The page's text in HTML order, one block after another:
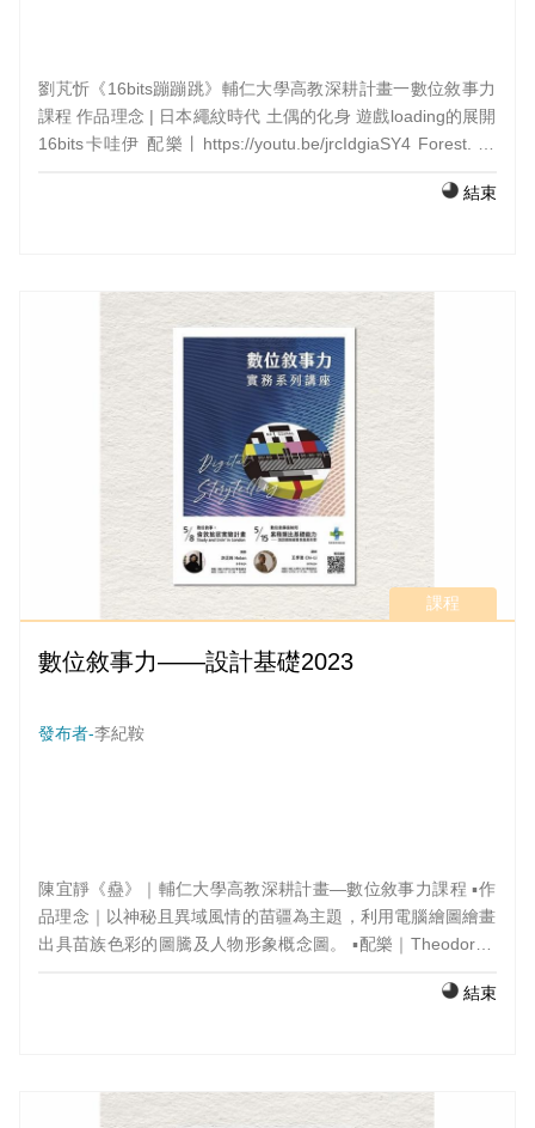
劉芃忻《16bits蹦蹦跳》輔仁大學高教深耕計畫一數位敘事力
課程 作品理念 | 日本繩紋時代 土偶的化身 遊戲loading的展開
16bits卡哇伊 配樂丨https://youtu.be/jrcIdgiaSY4 Forest. by
結束
課程
數位敘事力——設計基礎2023
發布者-李紀鞍
陳宜靜《蠱》｜輔仁大學高教深耕計畫—數位敘事力課程 ▪️作
品理念｜以神秘且異域風情的苗疆為主題，利用電腦繪圖繪畫
出具苗族色彩的圖騰及人物形象概念圖。 ▪️配樂｜Theodore ▪️
結束